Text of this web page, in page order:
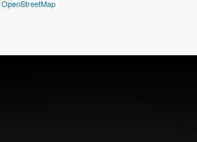
OpenStreetMap